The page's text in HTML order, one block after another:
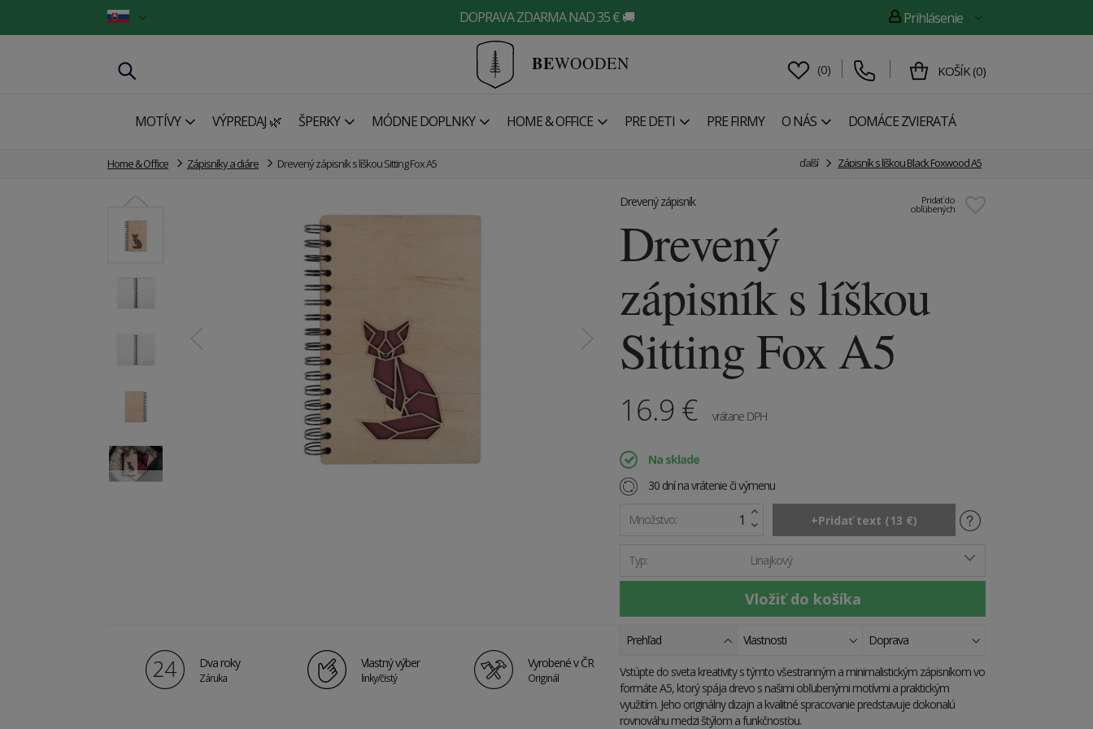
DOPRAVA ZDARMA NAD 35 € 🚚 Prihlásenie
BEWOODEN (0) KOŠÍK (0)
MOTÍVY VÝPREDAJ 🌿 ŠPERKY MÓDNE DOPLNKY HOME & OFFICE PRE DETI PRE FIRMY O NÁS DOMÁCE ZVIERATÁ
Home & Office Zápisníky a diáre Drevený zápisník s líškou Sitting Fox A5 ďalší Zápisník s líškou Black Foxwood A5
Pridať do
obľúbených
Drevený zápisník
Drevený
zápisník s líškou
Sitting Fox A5
16.9 € vrátane DPH
Na sklade
30 dní na vrátenie či výmenu
Množstvo:
Typ: Linajkový
Dva roky
Záruka
Vlastný výber
linky/čistý
Vyrobené v ČR
Originál
Prehľad Vlastnosti Doprava
Vstúpte do sveta kreativity s týmto všestranným a minimalistickým zápisníkom vo
formáte A5, ktorý spája drevo s našimi obľubenými motívmi a praktickým
využitím. Jeho originálny dizajn a kvalitné spracovanie predstavuje dokonalú
rovnováhu medzi štýlom a funkčnosťou.